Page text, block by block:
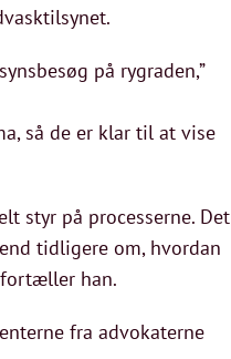
på rygraden,”
så de er klar til at vise
styr på processerne. Det
tidligere om, hvordan
fortæller han.
fra advokaterne